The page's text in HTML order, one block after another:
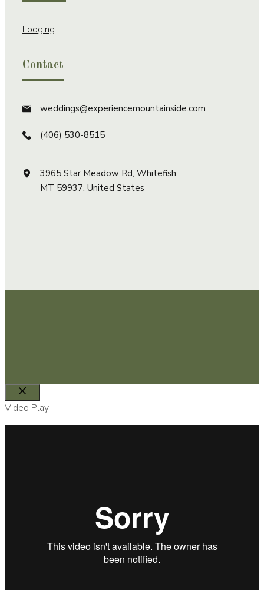
Lodging
Contact
weddings@experiencemountainside.com
(406) 530-8515
3965 Star Meadow Rd, Whitefish,
MT 59937, United States
Close
Video Play